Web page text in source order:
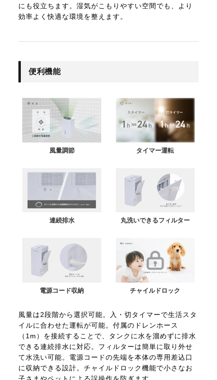
にも役立ちます。湿気がこもりやすい空間でも、より
効率よく快適な環境を整えます。
便利機能
風量調節 タイマー運転
連続排水 丸洗いできるフィルター
電源コード収納 チャイルドロック
風量は2段階から選択可能。入・切タイマーで生活スタ
イルに合わせた運転が可能。付属のドレンホース
（1m）を接続することで、タンクに水を溜めずに排水
できる連続排水に対応。フィルターは簡単に取り外せ
て水洗い可能。電源コードの先端を本体の専用差込口
に収納できる設計。チャイルドロック機能で小さなお